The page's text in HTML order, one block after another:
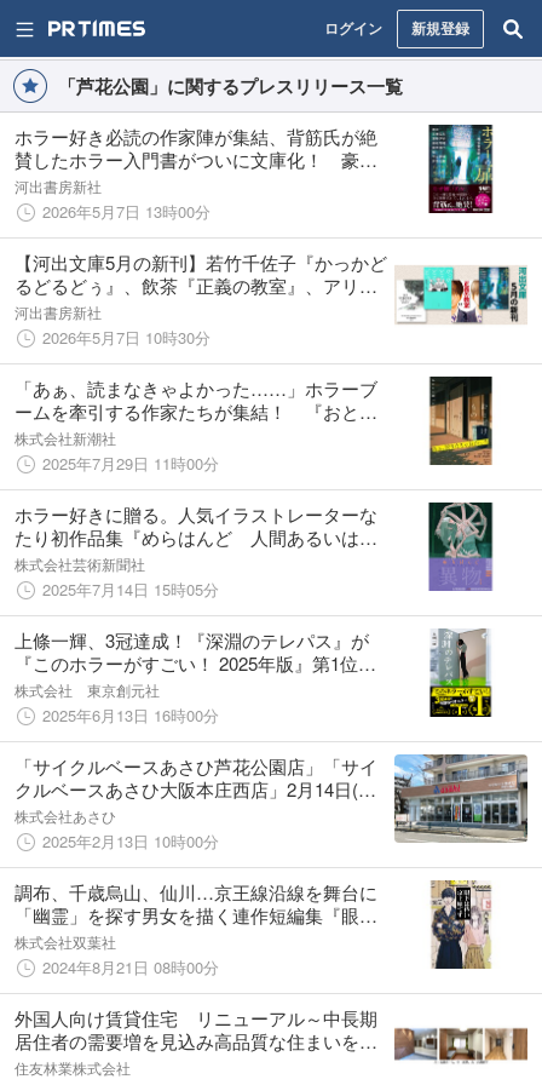
ログイン 新規登録
「芦花公園」に関するプレスリリース一覧
ホラー好き必読の作家陣が集結、背筋氏が絶
賛したホラー入門書がついに文庫化！ 豪華
アンソロジー『ホラーの扉』（株式会社闇・
編著）5月7日発売！
河出書房新社
2026年5月7日 13時00分
【河出文庫5月の新刊】若竹千佐子『かっかど
るどるどぅ』、飲茶『正義の教室』、アリ・
スミス／岸本佐知子訳『五月 その他の短
篇』、株式会社闇編著『ホラーの扉』、石ノ
森章太郎『集団ヒーロー誕生』、豪華5点！
河出書房新社
2026年5月7日 10時30分
「あぁ、読まなきゃよかった……」ホラーブ
ームを牽引する作家たちが集結！ 『おとど
けものです。—あなたに届いた6つの恐怖—』
が7月29日（火）に新潮文庫nexより発売。
株式会社新潮社
2025年7月29日 11時00分
ホラー好きに贈る。人気イラストレーターな
たり初作品集『めらはんど 人間あるいはヒ
ト』が7月22日に発売。
株式会社芸術新聞社
2025年7月14日 15時05分
上條一輝、3冠達成！『深淵のテレパス』が
『このホラーがすごい！ 2025年版』第1位を
獲得！
株式会社 東京創元社
2025年6月13日 16時00分
「サイクルベースあさひ芦花公園店」「サイ
クルベースあさひ大阪本庄西店」2月14日(金)
に２店舗同時にオープン
株式会社あさひ
2025年2月13日 10時00分
調布、千歳烏山、仙川…京王線沿線を舞台に
「幽霊」を探す男女を描く連作短編集『眼下
は昏い京王線です』が8月28日に双葉社より発
売！
株式会社双葉社
2024年8月21日 08時00分
外国人向け賃貸住宅 リニューアル～中長期
居住者の需要増を見込み高品質な住まいを提
供～
住友林業株式会社